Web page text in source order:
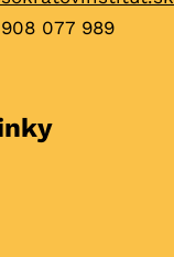
908 077 989